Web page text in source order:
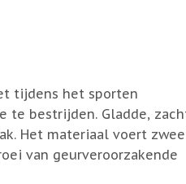
tijdens het sporten
te bestrijden. Gladde,
Het materiaal voert
van geurveroorzakende